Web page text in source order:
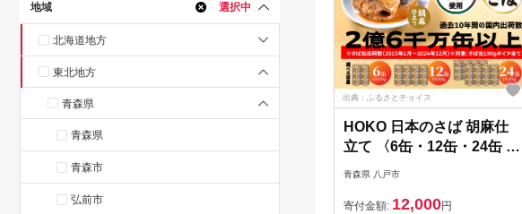
地域 選択中
北海道地方
東北地方
青森県
青森県
青森市
弘前市
出典：ふるさとチョイス
HOKO 日本のさば 胡麻仕
立て 〈6缶・12缶・24缶 選
べる容量〉 セット 宝幸サ
千万缶以上 鯖缶 青森県 八
青森県 八戸市
寄付金額: 12,000円